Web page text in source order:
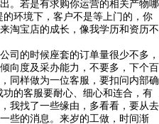
若是有求购你运营的相关产物哪
环境下，客户不是等上门的，你
淘宝店的成长，像我学历和资历不
的时候座套的订单量很少不多，
向度及采办能力，不要多，下个百
同样做为一位客服，要扣问内部确
的客服要耐心、细心和连合，有
我找了一些缘由，多看看，要从去
些的消息。来岁的工做，时间渐